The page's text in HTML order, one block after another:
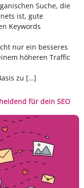
Suche, die
ist, gute
Keywords
nur ein besseres
höheren Traffic
zu […]
für dein SEO